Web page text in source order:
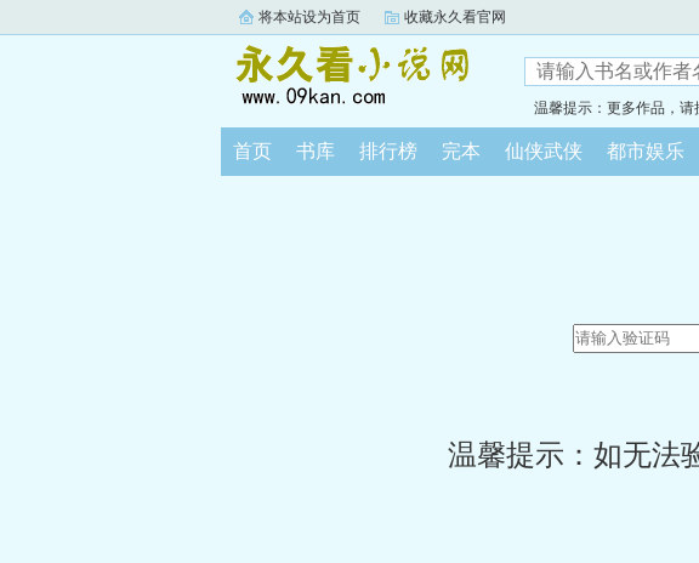
将本站设为首页 收藏永久看官网
温馨提示：更多作品，请
首页 书库 排行榜 完本 仙侠武侠 都市娱乐
温馨提示：如无法